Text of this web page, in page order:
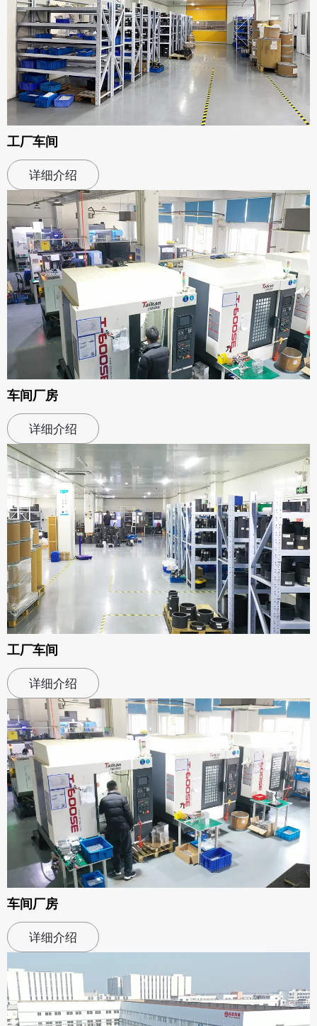
工厂车间
详细介绍
车间厂房
详细介绍
工厂车间
详细介绍
车间厂房
详细介绍